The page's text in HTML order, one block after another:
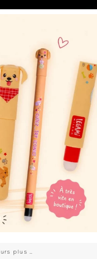
plus …